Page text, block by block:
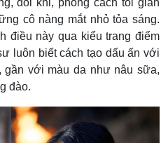
đôi khi, phong cách tối giản
cô nàng mắt nhỏ tỏa sáng.
điều này qua kiểu trang điểm
luôn biết cách tạo dấu ấn với
gần với màu da như nâu sữa,
đào.